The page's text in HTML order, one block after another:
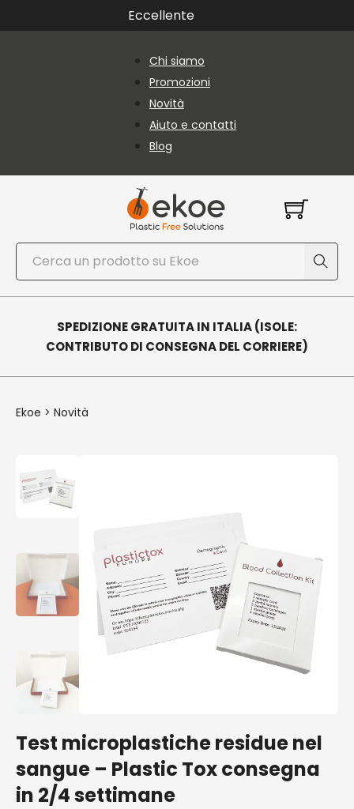
Vai al contenuto principale
Vai al piè di paginaEccellente
Chi siamo
Promozioni
Novità
Aiuto e contatti
Blog
Cerca
SPEDIZIONE GRATUITA IN ITALIA (ISOLE:
CONTRIBUTO DI CONSEGNA DEL CORRIERE)
Ekoe > Novità
Test microplastiche residue nel
sangue – Plastic Tox consegna
in 2/4 settimane